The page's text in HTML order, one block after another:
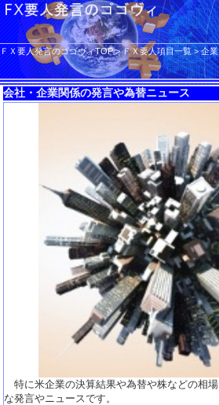
ＦＸ要人発言のゴゴヴィTOP>ＦＸ要人項目一覧>企
会社・企業関係の発言や為替ニュース
特に米企業の決算結果や為替や株などの相
な発言やニュースです。